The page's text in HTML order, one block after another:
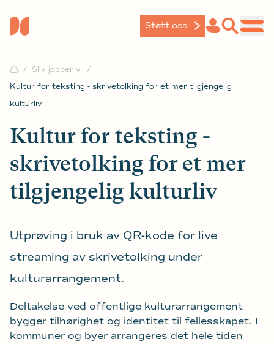
Støtt oss
Slik jobber vi
Kultur for teksting - skrivetolking for et mer tilgjengelig
kulturliv
Kultur for teksting -
skrivetolking for et mer
tilgjengelig kulturliv
Utprøving i bruk av QR-kode for live
streaming av skrivetolking under
kulturarrangement.
Deltakelse ved offentlige kulturarrangement
bygger tilhørighet og identitet til fellesskapet. I
kommuner og byer arrangeres det hele tiden